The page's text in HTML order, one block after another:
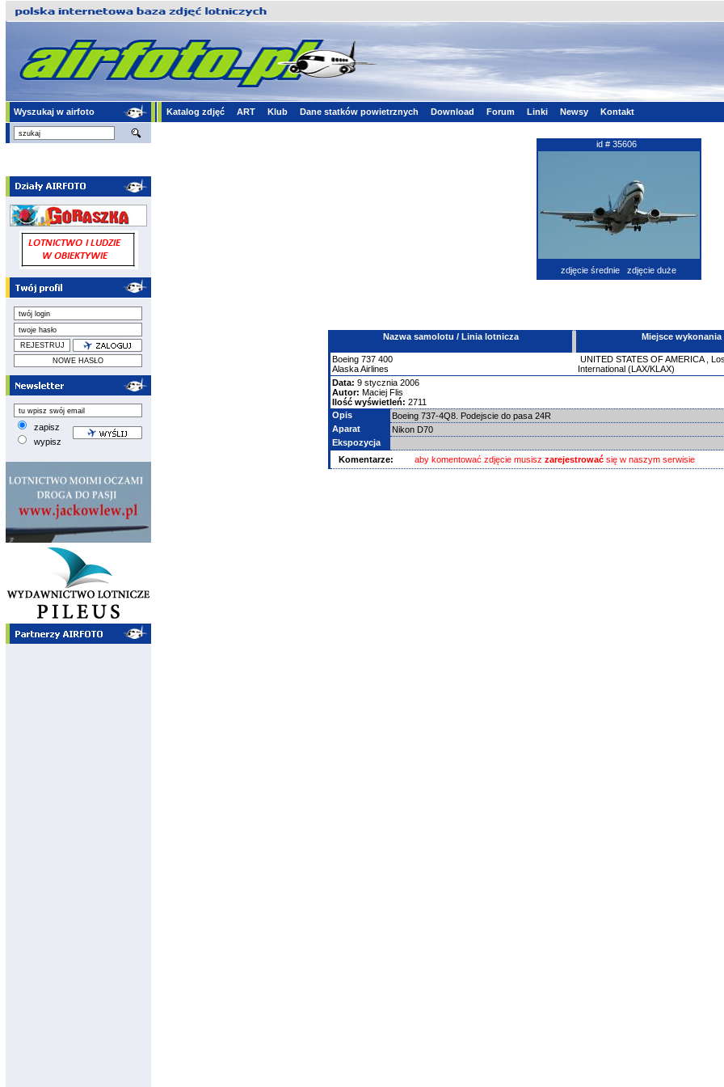
Wyszukaj w airfoto Katalog zdjęć ART Klub Dane statków powietrznych Download Forum Linki Newsy Kontakt
zapisz
wypisz
id # 35606
zdjęcie średnie zdjęcie duże
Nazwa samolotu / Linia lotnicza Miejsce wykonania
Boeing 737 400
Alaska Airlines
UNITED STATES OF AMERICA,
International (LAX/KLAX)
Data: 9 stycznia 2006
Autor: Maciej Flis
Ilość wyświetleń: 2711
Opis
Boeing 737-4Q8. Podejscie do pasa 24R
Aparat
Nikon D70
Ekspozycja
Komentarze:
aby komentować zdjęcie musisz zarejestrowaćsię w naszym serwisie